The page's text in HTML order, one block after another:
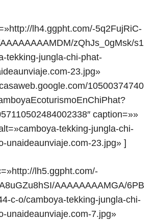
lh4.ggpht.com/-5q2FujRiC-
zQhJs_0gMsk/s1
tekking-jungla-chi-phat-
23.jpg»
10500374740
caption=»»
tekking-jungla-chi-
unaideaunviaje.com-23.jpg» ]
lh5.ggpht.com/-
AAAAAAAAMGA/6PB
c-o/camboya-tekking-jungla-chi-
unaideaunviaje.com-7.jpg»